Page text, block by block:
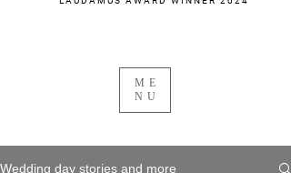
ME
NU
Wedding day stories and more